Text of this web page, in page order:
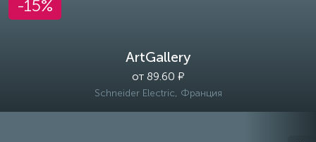
ArtGallery
от 89.60 ₽
Schneider Electric, Франция
-15%